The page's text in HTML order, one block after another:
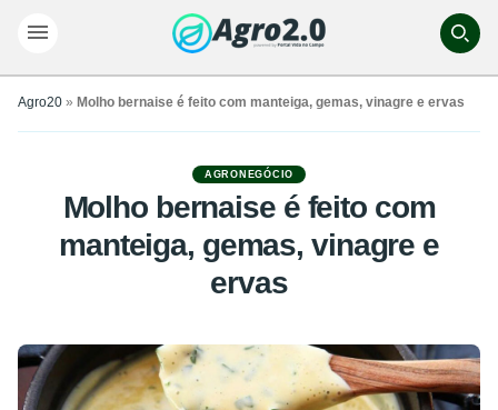
Agro20 » Molho bernaise é feito com manteiga, gemas, vinagre e ervas
AGRONEGÓCIO
Molho bernaise é feito com
manteiga, gemas, vinagre e
ervas